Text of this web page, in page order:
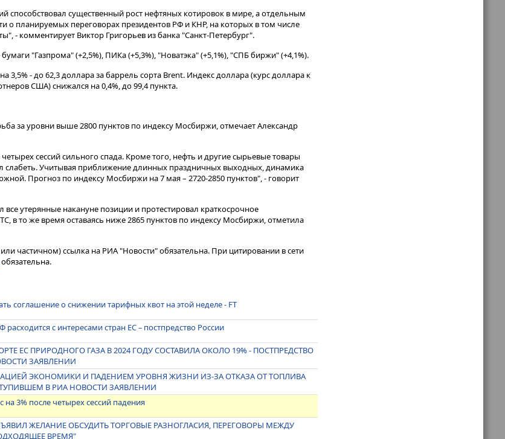
способствовал существенный рост нефтяных котировок в мире, а отдельным
о планируемых переговорах президентов РФ и КНР, на которых в том числе
- комментирует Виктор Григорьев из банка "Санкт-Петербург".
"Газпрома" (+2,5%), ПИКа (+5,3%), "Новатэка" (+5,1%), "СПБ биржи" (+4,1%).
3,5% - до 62,3 доллара за баррель сорта Brent. Индекс доллара (курс доллара к
США) снижался на 0,4%, до 99,4 пункта.
за уровни выше 2800 пунктов по индексу Мосбиржи, отмечает Александр
сессий сильного спада. Кроме того, нефть и другие сырьевые товары
слабеть. Учитывая приближение длинных праздничных выходных, динамика
Прогноз по индексу Мосбиржи на 7 мая – 2720-2850 пунктов", - говорит
все утерянные накануне позиции и протестировал краткосрочное
в то же время оставаясь ниже 2865 пунктов по индексу Мосбиржи, отметила
частичном) ссылка на РИА "Новости" обязательна. При цитировании в сети
обязательна.
соглашение о снижении тарифных квот на этой неделе - FT
расходится с интересами стран ЕС – постпредство России
ЕС ПРИРОДНОГО ГАЗА В 2024 ГОДУ СОСТАВИЛА ОКОЛО 19% - ПОСТПРЕДСТВО
ЗАЯВЛЕНИИ
ЭКОНОМИКИ И ПАДЕНИЕМ УРОВНЯ ЖИЗНИ ИЗ-ЗА ОТКАЗА ОТ ТОПЛИВА
В РИА НОВОСТИ ЗАЯВЛЕНИИ
3% после четырех сессий падения
ЖЕЛАНИЕ ОБСУДИТЬ ТОРГОВЫЕ РАЗНОГЛАСИЯ, ПЕРЕГОВОРЫ МЕЖДУ
ВРЕМЯ"